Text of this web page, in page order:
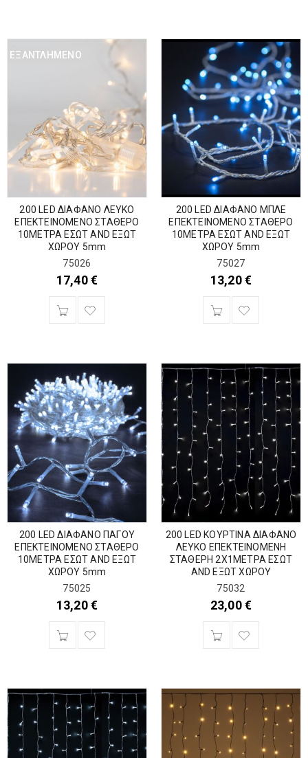
ΕΞΑΝΤΛΗΜΈΝΟ
200 LED ΔΙΑΦΑΝΟ ΛΕΥΚΟ
ΕΠΕΚΤΕΙΝΟΜΕΝΟ ΣΤΑΘΕΡΟ
10ΜΕΤΡΑ ΕΣΩΤ AND ΕΞΩΤ
ΧΩΡΟΥ 5mm
75026
17,40€
200 LED ΔΙΑΦΑΝΟ ΜΠΛΕ
ΕΠΕΚΤΕΙΝΟΜΕΝΟ ΣΤΑΘΕΡΟ
10ΜΕΤΡΑ ΕΣΩΤ AND ΕΞΩΤ
ΧΩΡΟΥ 5mm
75027
13,20€
200 LED ΔΙΑΦΑΝΟ ΠΑΓΟΥ
ΕΠΕΚΤΕΙΝΟΜΕΝΟ ΣΤΑΘΕΡΟ
10ΜΕΤΡΑ ΕΣΩΤ AND ΕΞΩΤ
ΧΩΡΟΥ 5mm
75025
13,20€
200 LED ΚΟΥΡΤΙΝΑ ΔΙΑΦΑΝΟ
ΛΕΥΚΟ ΕΠΕΚΤΕΙΝΟΜΕΝΗ
ΣΤΑΘΕΡΗ 2Χ1ΜΕΤΡΑ ΕΣΩΤ
AND ΕΞΩΤ ΧΩΡΟΥ
75032
23,00€